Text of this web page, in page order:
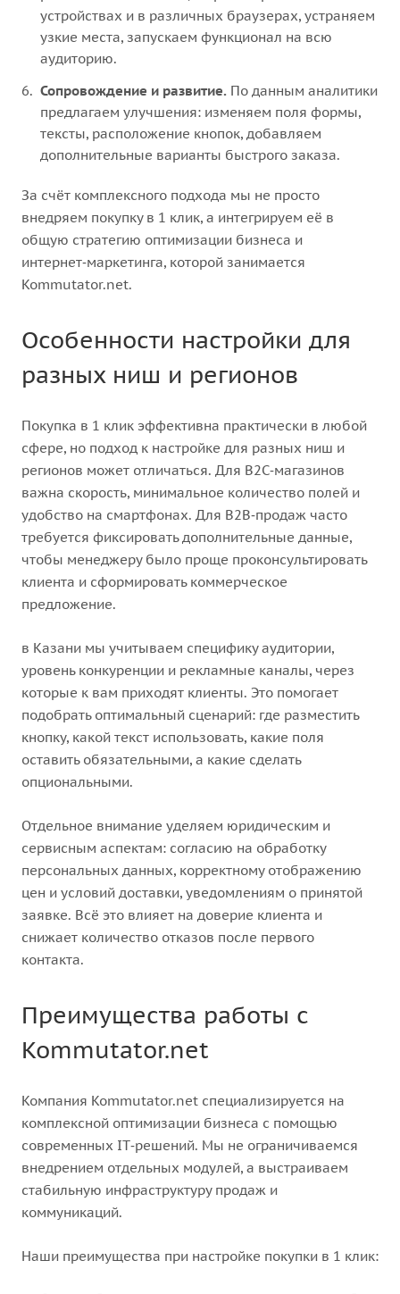
устройствах и в различных браузерах, устраняем
узкие места, запускаем функционал на всю
аудиторию.
Сопровождение и развитие. По данным аналитики
предлагаем улучшения: изменяем поля формы,
тексты, расположение кнопок, добавляем
дополнительные варианты быстрого заказа.
За счёт комплексного подхода мы не просто
внедряем покупку в 1 клик, а интегрируем её в
общую стратегию оптимизации бизнеса и
интернет‑маркетинга, которой занимается
Kommutator.net.
Особенности настройки для
разных ниш и регионов
Покупка в 1 клик эффективна практически в любой
сфере, но подход к настройке для разных ниш и
регионов может отличаться. Для B2C‑магазинов
важна скорость, минимальное количество полей и
удобство на смартфонах. Для B2B‑продаж часто
требуется фиксировать дополнительные данные,
чтобы менеджеру было проще проконсультировать
клиента и сформировать коммерческое
предложение.
в Казани мы учитываем специфику аудитории,
уровень конкуренции и рекламные каналы, через
которые к вам приходят клиенты. Это помогает
подобрать оптимальный сценарий: где разместить
кнопку, какой текст использовать, какие поля
оставить обязательными, а какие сделать
опциональными.
Отдельное внимание уделяем юридическим и
сервисным аспектам: согласию на обработку
персональных данных, корректному отображению
цен и условий доставки, уведомлениям о принятой
заявке. Всё это влияет на доверие клиента и
снижает количество отказов после первого
контакта.
Преимущества работы с
Kommutator.net
Компания Kommutator.net специализируется на
комплексной оптимизации бизнеса с помощью
современных IT‑решений. Мы не ограничиваемся
внедрением отдельных модулей, а выстраиваем
стабильную инфраструктуру продаж и
коммуникаций.
Наши преимущества при настройке покупки в 1 клик: